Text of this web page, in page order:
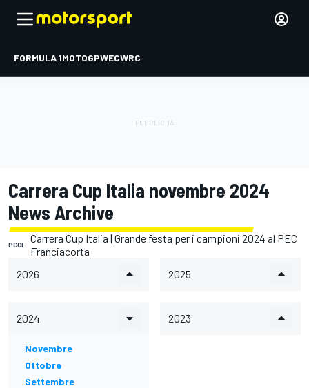
FORMULA 1MOTOGPWECWRC
Carrera Cup Italia novembre 2024
News Archive
PCCI
Carrera Cup Italia | Grande festa per i campioni 2024 al PEC
Franciacorta
2026
2025
2024
Novembre
Ottobre
Settembre
2023